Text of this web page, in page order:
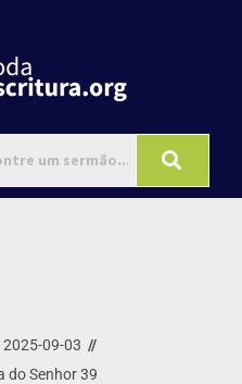
2025-09-03
do Senhor 39